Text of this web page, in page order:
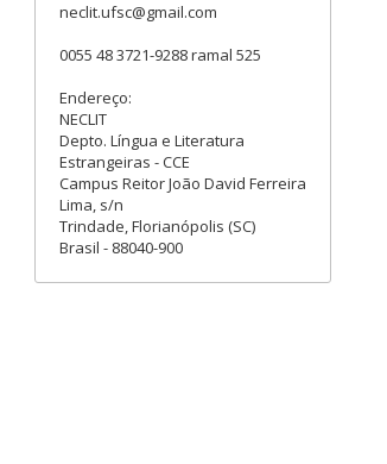
neclit.ufsc@gmail.com
0055 48 3721-9288 ramal 525
Endereço:
NECLIT
Depto. Língua e Literatura
Estrangeiras - CCE
Campus Reitor João David Ferreira
Lima, s/n
Trindade, Florianópolis (SC)
Brasil - 88040-900